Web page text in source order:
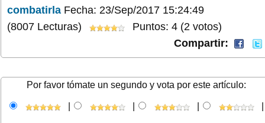
combatirla Fecha: 23/Sep/2017 15:24:49
(8007 Lecturas)
Puntos: 4 (2 votos)
Compartir:
Por favor tómate un segundo y vota por este artículo: